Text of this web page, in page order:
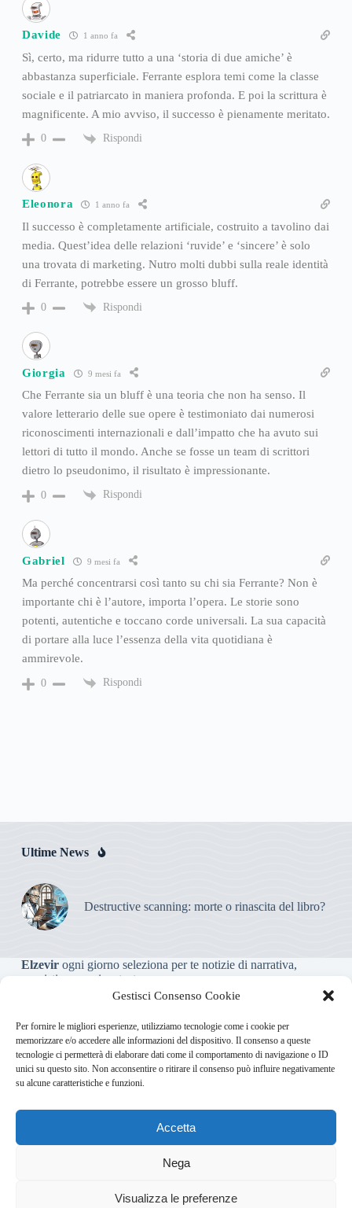
Gestisci Consenso Cookie
Per fornire le migliori esperienze, utilizziamo tecnologie come i cookie per
memorizzare e/o accedere alle informazioni del dispositivo. Il consenso a queste
tecnologie ci permetterà di elaborare dati come il comportamento di navigazione o ID
unici su questo sito. Non acconsentire o ritirare il consenso può influire negativamente
su alcune caratteristiche e funzioni.
Accetta
Nega
Visualizza le preferenze
Davide 1 anno fa
Sì, certo, ma ridurre tutto a una ‘storia di due amiche’ è
abbastanza superficiale. Ferrante esplora temi come la classe
sociale e il patriarcato in maniera profonda. E poi la scrittura è
magnificente. A mio avviso, il successo è pienamente meritato.
0 Rispondi
Eleonora 1 anno fa
Il successo è completamente artificiale, costruito a tavolino dai
media. Quest’idea delle relazioni ‘ruvide’ e ‘sincere’ è solo
una trovata di marketing. Nutro molti dubbi sulla reale identità
di Ferrante, potrebbe essere un grosso bluff.
0 Rispondi
Giorgia 9 mesi fa
Che Ferrante sia un bluff è una teoria che non ha senso. Il
valore letterario delle sue opere è testimoniato dai numerosi
riconoscimenti internazionali e dall’impatto che ha avuto sui
lettori di tutto il mondo. Anche se fosse un team di scrittori
dietro lo pseudonimo, il risultato è impressionante.
0 Rispondi
Gabriel 9 mesi fa
Ma perché concentrarsi così tanto su chi sia Ferrante? Non è
importante chi è l’autore, importa l’opera. Le storie sono
potenti, autentiche e toccano corde universali. La sua capacità
di portare alla luce l’essenza della vita quotidiana è
ammirevole.
0 Rispondi
Ultime News
Destructive scanning: morte o rinascita del libro?
Elzevirogni giorno seleziona per te notizie di narrativa,
saggistica, poesia e teatro.
Testata giornalistica online non iscritta al Tribunale, che non
riceve contributi o agevolazioni pubbliche ai sensi dell’art. 3-
bis della legge 103/2012
Via Usodimare 3 - 37138 Verona (VR)info@elzevir.it bullet-